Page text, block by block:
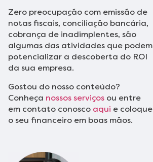
Zero preocupação com emissão de
notas fiscais, conciliação bancária,
cobrança de inadimplentes, são
algumas das atividades que podem
potencializar a descoberta do ROI
da sua empresa.
Gostou do nosso conteúdo?
Conheça nossos serviços ou entre
em contato conosco aqui e coloque
o seu financeiro em boas mãos.